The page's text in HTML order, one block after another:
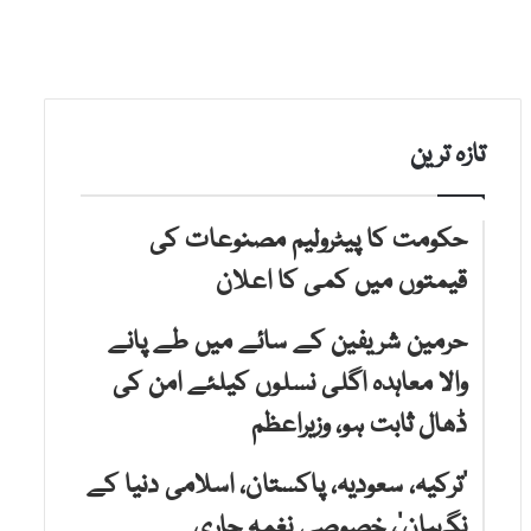
تازہ ترین
حکومت کا پیٹرولیم مصنوعات کی
قیمتوں میں کمی کا اعلان
حرمین شریفین کے سائے میں طے پانے
والا معاہدہ اگلی نسلوں کیلئے امن کی
ڈھال ثابت ہو، وزیراعظم
‘ترکیہ، سعودیہ، پاکستان، اسلامی دنیا کے